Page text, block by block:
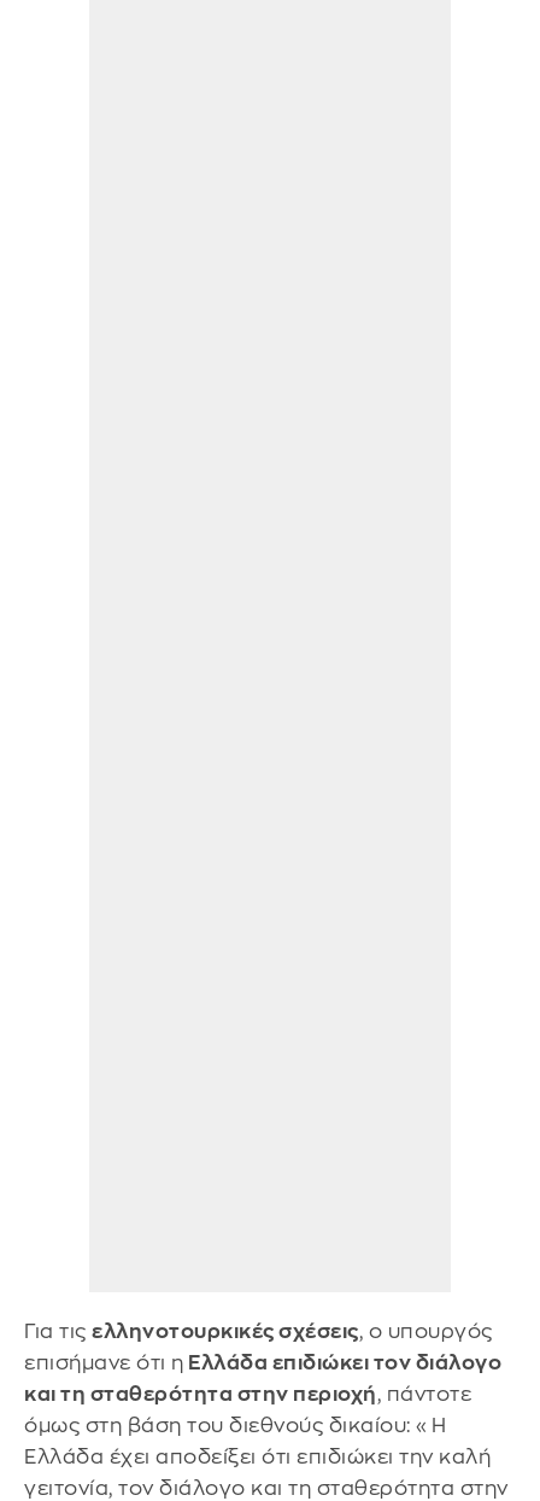
Για τις ελληνοτουρκικές σχέσεις, ο υπουργός
επισήμανε ότι η Ελλάδα επιδιώκει τον διάλογο
και τη σταθερότητα στην περιοχή, πάντοτε
όμως στη βάση του διεθνούς δικαίου: «Η
Ελλάδα έχει αποδείξει ότι επιδιώκει την καλή
γειτονία, τον διάλογο και τη σταθερότητα στην